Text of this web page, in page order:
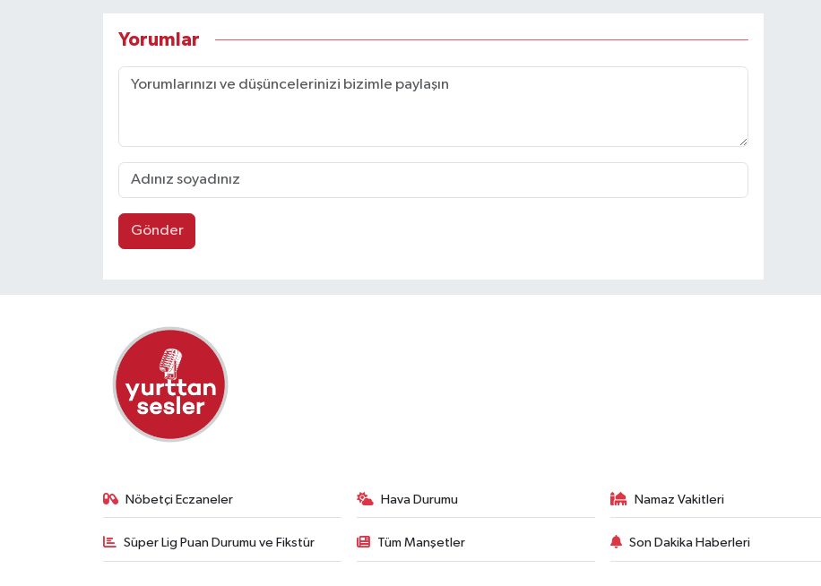
Yorumlar
Gönder
Nöbetçi Eczaneler Hava Durumu Namaz Vakitleri
Süper Lig Puan Durumu ve Fikstür Tüm Manşetler Son Dakika Haberleri